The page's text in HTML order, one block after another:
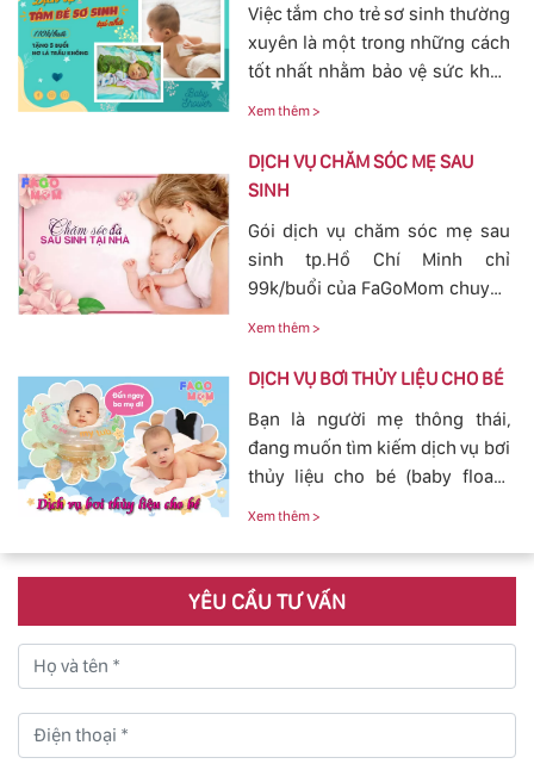
chóng thông tia sữa, giảm bớt
các cơn đau cương cứng tại
vùng bầu vú, đảm bảo cho
nguồn sữa về đều cho bé bú.
Việc tắm cho trẻ sơ sinh thường
xuyên là một trong những cách
tốt nhất nhằm bảo vệ sức khỏe
Bởi vậy, nhu cầu tắm cho trẻ sơ
sinh ngày càn lớn, với dịch vụ
FaGoMom cung cấp tới các mẹ
không cần phải lo nghĩ về
chuyện massage và tắm cho
con yêu của mình.
Xem thêm >
DỊCH VỤ CHĂM SÓC MẸ SAU
SINH
Gói dịch vụ chăm sóc mẹ sau
sinh tp.Hồ Chí Minh chỉ
99k/buổi của FaGoMom chuyên
yên tâm cho mẹ và bé.
Xem thêm >
DỊCH VỤ BƠI THỦY LIỆU CHO BÉ
Bạn là người mẹ thông thái,
đang muốn tìm kiếm dịch vụ bơi
thủy liệu cho bé (baby fload)
Xem thêm >
YÊU CẦU TƯ VẤN